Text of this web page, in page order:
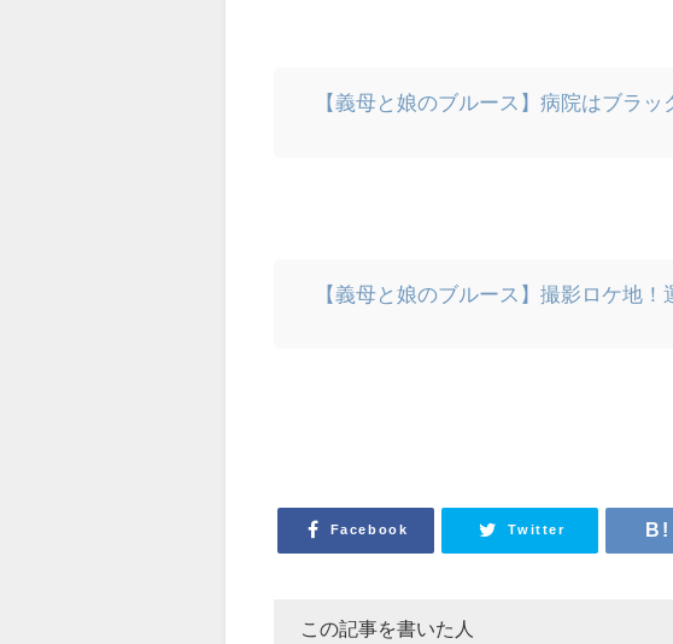
【義母と娘のブルース】病院はブラ
【義母と娘のブルース】撮影ロケ地
Facebook Twitter
この記事を書いた人